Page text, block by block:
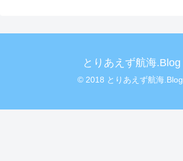
とりあえず航海.Blog
© 2018 とりあえず航海.Blog.